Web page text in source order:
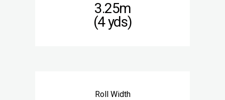
3.25m
(4 yds)
Roll Width